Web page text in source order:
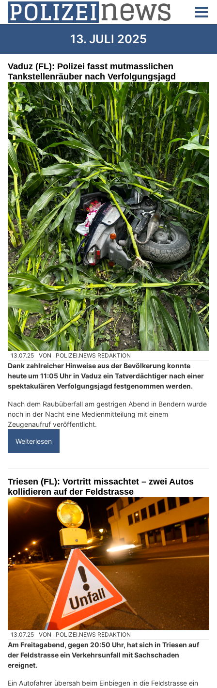
13. JULI 2025
Vaduz (FL): Polizei fasst mutmasslichen
Tankstellenräuber nach Verfolgungsjagd
13.07.25 VON POLIZEI.NEWS REDAKTION
Dank zahlreicher Hinweise aus der Bevölkerung konnte
heute um 11:05 Uhr in Vaduz ein Tatverdächtiger nach einer
spektakulären Verfolgungsjagd festgenommen werden.
Nach dem Raubüberfall am gestrigen Abend in Bendern wurde
noch in der Nacht eine Medienmitteilung mit einem
Zeugenaufruf veröffentlicht.
Weiterlesen
Triesen (FL): Vortritt missachtet – zwei Autos
kollidieren auf der Feldstrasse
13.07.25 VON POLIZEI.NEWS REDAKTION
Am Freitagabend, gegen 20:50 Uhr, hat sich in Triesen auf
der Feldstrasse ein Verkehrsunfall mit Sachschaden
ereignet.
Ein Autofahrer übersah beim Einbiegen in die Feldstrasse ein